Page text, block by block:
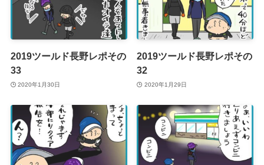
2019ツールド長野レポその
33
2020年1月30日
2019ツールド長野レポその
32
2020年1月29日